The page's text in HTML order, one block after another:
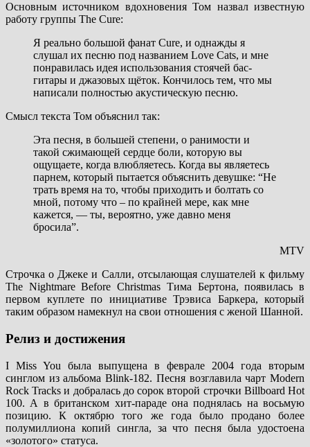
Основным источником вдохновения Том назвал известную
работу группы The Cure:
Я реально большой фанат Cure, и однажды я
слушал их песню под названием Love Cats, и мне
понравилась идея использования стоячей бас-
гитары и джазовых щёток. Кончилось тем, что мы
написали полностью акустическую песню.
Смысл текста Том объяснил так:
Эта песня, в большей степени, о ранимости и
такой сжимающей сердце боли, которую вы
ощущаете, когда влюбляетесь. Когда вы являетесь
парнем, который пытается объяснить девушке: “Не
трать время на то, чтобы приходить и болтать со
мной, потому что – по крайней мере, как мне
кажется, — ты, вероятно, уже давно меня
бросила”.
MTV
Строчка о Джеке и Салли, отсылающая слушателей к фильму
The Nightmare Before Christmas Тима Бертона, появилась в
первом куплете по инициативе Трэвиса Баркера, который
таким образом намекнул на свои отношения с женой Шанной.
Релиз и достижения
I Miss You была выпущена в феврале 2004 года вторым
синглом из альбома Blink-182. Песня возглавила чарт Modern
Rock Tracks и добралась до сорок второй строчки Billboard Hot
100. А в британском хит-параде она поднялась на восьмую
позицию. К октябрю того же года было продано более
полумиллиона копий сингла, за что песня была удостоена
«золотого» статуса.